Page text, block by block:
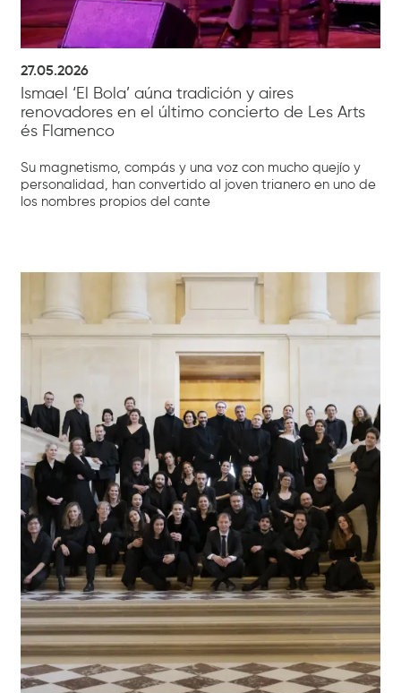
27.05.2026
Ismael ‘El Bola’ aúna tradición y aires
renovadores en el último concierto de Les Arts
és Flamenco
Su magnetismo, compás y una voz con mucho quejío y
personalidad, han convertido al joven trianero en uno de
los nombres propios del cante